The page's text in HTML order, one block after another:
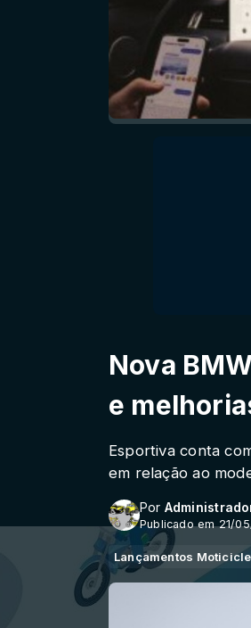
Nova
e
Esportiva conta
em relação ao
Por
Publicado em 21/
Lançamentos